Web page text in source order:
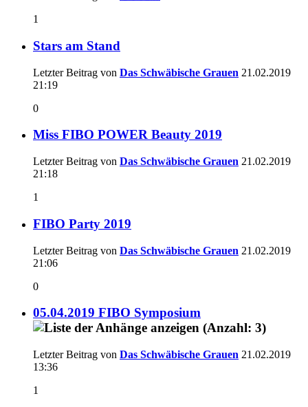
1
Stars am Stand
Letzter Beitrag von Das Schwäbische Grauen 21.02.2019
21:19
0
Miss FIBO POWER Beauty 2019
Letzter Beitrag von Das Schwäbische Grauen 21.02.2019
21:18
1
FIBO Party 2019
Letzter Beitrag von Das Schwäbische Grauen 21.02.2019
21:06
0
05.04.2019 FIBO Symposium
Letzter Beitrag von Das Schwäbische Grauen 21.02.2019
13:36
1